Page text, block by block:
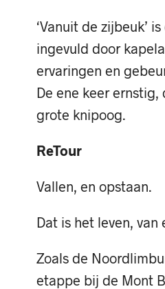
‘Vanuit de zijbeuk’
ingevuld door
ervaringen en
De ene keer
grote knipoog.
ReTour
Vallen, en opstaan.
Dat is het leven, van
Zoals de
etappe bij de Mont